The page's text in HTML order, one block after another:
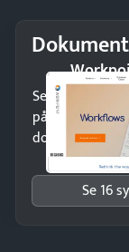
Send
på minutter og
dokumenter.
Se 16